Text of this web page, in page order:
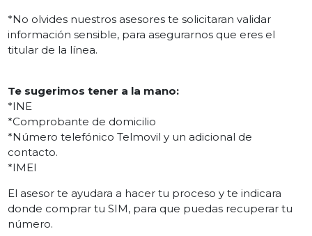
*No olvides nuestros asesores te solicitaran validar
información sensible, para asegurarnos que eres el
titular de la línea.
Te sugerimos tener a la mano:
*INE
*Comprobante de domicilio
*Número telefónico Telmovil y un adicional de
contacto.
*IMEI
El asesor te ayudara a hacer tu proceso y te indicara
donde comprar tu SIM, para que puedas recuperar tu
número.